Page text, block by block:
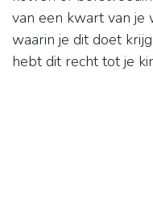
van een kwart van je
waarin je dit doet
hebt dit recht tot je